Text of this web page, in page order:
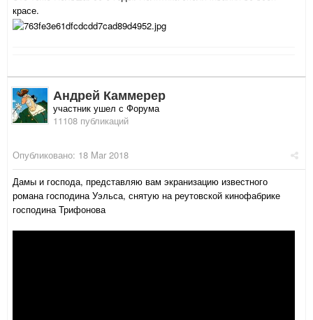
красе.
Андрей Каммерер
участник ушел с Форума
11108 публикаций
Опубликовано: 18 Mar 2018
Дамы и господа, представляю вам экранизацию известного
романа господина Уэльса, снятую на реутовской кинофабрике
господина Трифонова